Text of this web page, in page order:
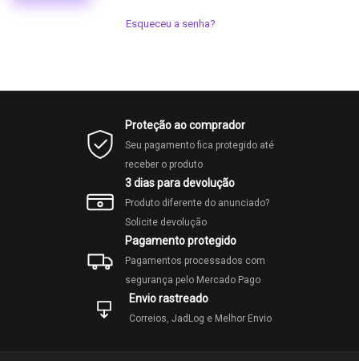
Esqueceu a senha?
Proteção ao comprador
Seu pagamento fica protegido até
receber o produto
3 dias para devolução
Produto diferente do anunciado?
Solicite devolução
Pagamento protegido
Pagamentos processados com
segurança pelo Mercado Pago
Envio rastreado
Correios, JadLog e Melhor Envio